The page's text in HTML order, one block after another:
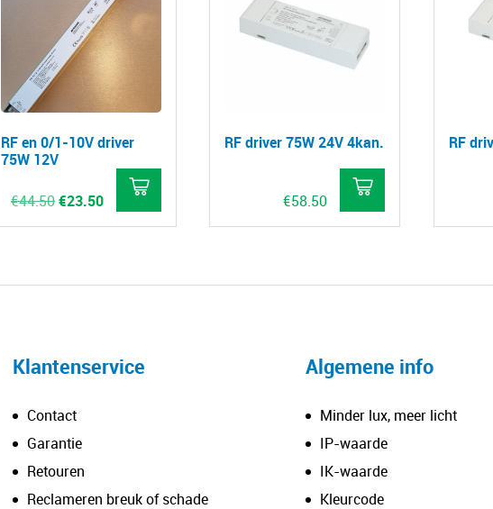
RF en 0/1-10V driver
75W 12V
€44.50Oorspronkelijke
was:
€23.50Huidige
prijs
is:
RF driver 75W 24V 4kan.
€58.50
RF
Klantenservice
Contact
Garantie
Retouren
Reclameren breuk of schade
Algemene info
Minder lux, meer licht
IP-waarde
IK-waarde
Kleurcode